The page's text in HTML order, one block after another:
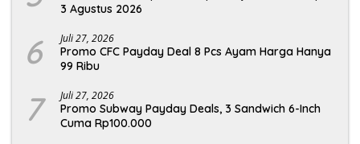
3 Agustus 2026
6 Juli 27, 2026
Promo CFC Payday Deal 8 Pcs Ayam Harga Hanya
99 Ribu
7 Juli 27, 2026
Promo Subway Payday Deals, 3 Sandwich 6-Inch
Cuma Rp100.000